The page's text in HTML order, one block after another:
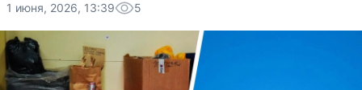
1 июня, 2026, 13:39 5